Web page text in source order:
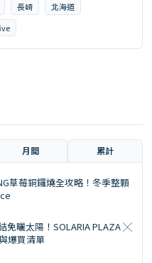
長崎
北海道
月間 累計
草莓銅鑼燒全攻略！冬季整顆
免曬太陽！SOLARIA PLAZA ╳
爆買清單